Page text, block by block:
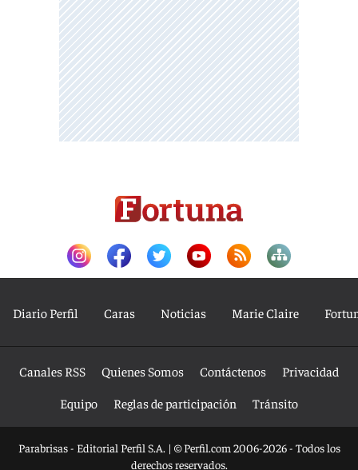
Diario Perfil Caras Noticias Marie Claire
Canales RSS Quienes Somos Contáctenos
Privacidad
Equipo
Reglas de participación Tránsito
Parabrisas - Editorial Perfil S.A. | © Perfil.com 2006-2026 - Todos los
derechos reservados.